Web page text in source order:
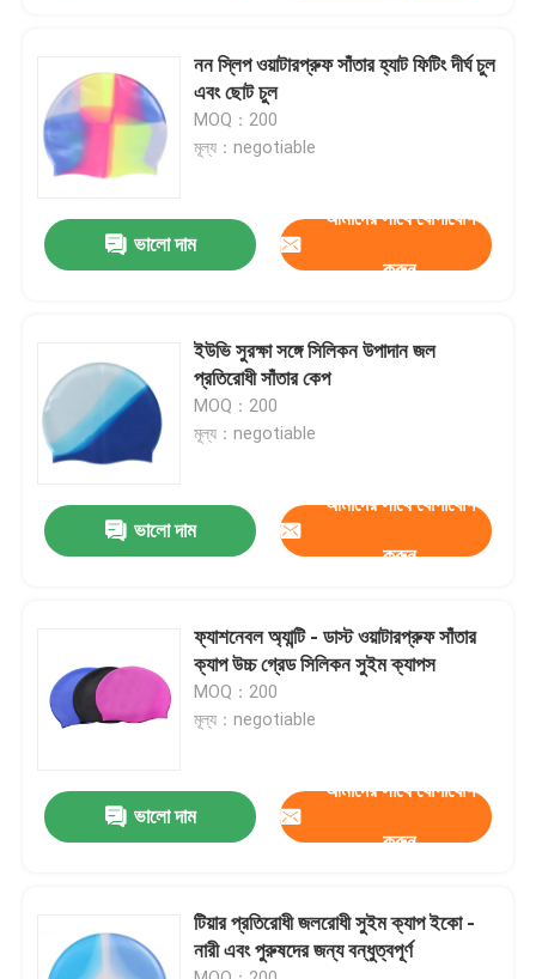
আমাদের সম্পর্কে
কারখানা ভ্রমণ
উদ্ধৃতির জন্য আবেদন
নিরাপত্তা চশমা গগলস
নন স্লিপ ওয়াটারপ্রুফ সাঁতার হ্যাট ফিটিং দীর্ঘ চুল
এবং ছোট চুল
MOQ：200
মূল্য：negotiable
ভালো দাম
আমাদের সাথে যোগাযোগ
করুন
ইউভি সুরক্ষা সঙ্গে সিলিকন উপাদান জল
প্রতিরোধী সাঁতার কেপ
MOQ：200
মূল্য：negotiable
ভালো দাম
আমাদের সাথে যোগাযোগ
করুন
ফ্যাশনেবল অ্যান্টি - ডাস্ট ওয়াটারপ্রুফ সাঁতার
ক্যাপ উচ্চ গ্রেড সিলিকন সুইম ক্যাপস
MOQ：200
মূল্য：negotiable
ভালো দাম
আমাদের সাথে যোগাযোগ
করুন
টিয়ার প্রতিরোধী জলরোধী সুইম ক্যাপ ইকো -
নারী এবং পুরুষদের জন্য বন্ধুত্বপূর্ণ